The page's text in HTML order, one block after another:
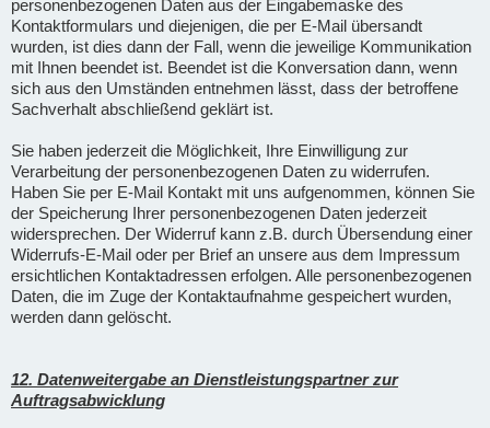
personenbezogenen Daten aus der Eingabemaske des
Kontaktformulars und diejenigen, die per E-Mail übersandt
wurden, ist dies dann der Fall, wenn die jeweilige Kommunikation
mit Ihnen beendet ist. Beendet ist die Konversation dann, wenn
sich aus den Umständen entnehmen lässt, dass der betroffene
Sachverhalt abschließend geklärt ist.
Sie haben jederzeit die Möglichkeit, Ihre Einwilligung zur
Verarbeitung der personenbezogenen Daten zu widerrufen.
Haben Sie per E-Mail Kontakt mit uns aufgenommen, können Sie
der Speicherung Ihrer personenbezogenen Daten jederzeit
widersprechen. Der Widerruf kann z.B. durch Übersendung einer
Widerrufs-E-Mail oder per Brief an unsere aus dem Impressum
ersichtlichen Kontaktadressen erfolgen. Alle personenbezogenen
Daten, die im Zuge der Kontaktaufnahme gespeichert wurden,
werden dann gelöscht.
12. Datenweitergabe an Dienstleistungspartner zur
Auftragsabwicklung